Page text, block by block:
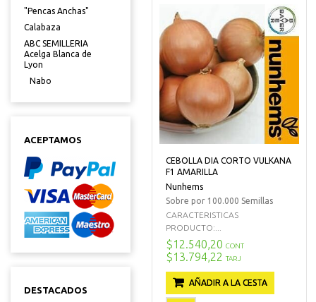
"Pencas Anchas"
Calabaza
ABC SEMILLERIA
Acelga Blanca de
Lyon
Nabo
ACEPTAMOS
DESTACADOS
CEBOLLA DIA CORTO VULKANA
F1 AMARILLA
Nunhems
Sobre por 100.000 Semillas
CARACTERISTICAS
PRODUCTO:...
$12.540,20 CONT
$13.794,22 TARJ
AÑADIR A LA CESTA